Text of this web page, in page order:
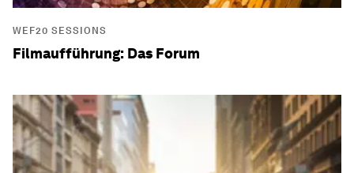
WEF20 SESSIONS
Filmaufführung: Das Forum